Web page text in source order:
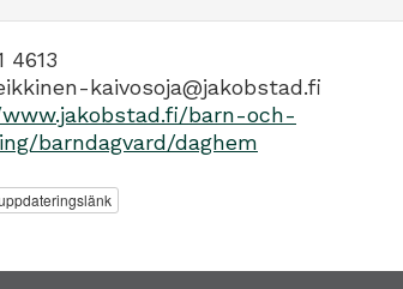
4613
kaivosoja@jakobstad.fi
barn-och-
barndagvard/daghem